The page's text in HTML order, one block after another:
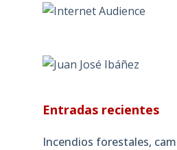
Entradas recientes
Incendios forestales,